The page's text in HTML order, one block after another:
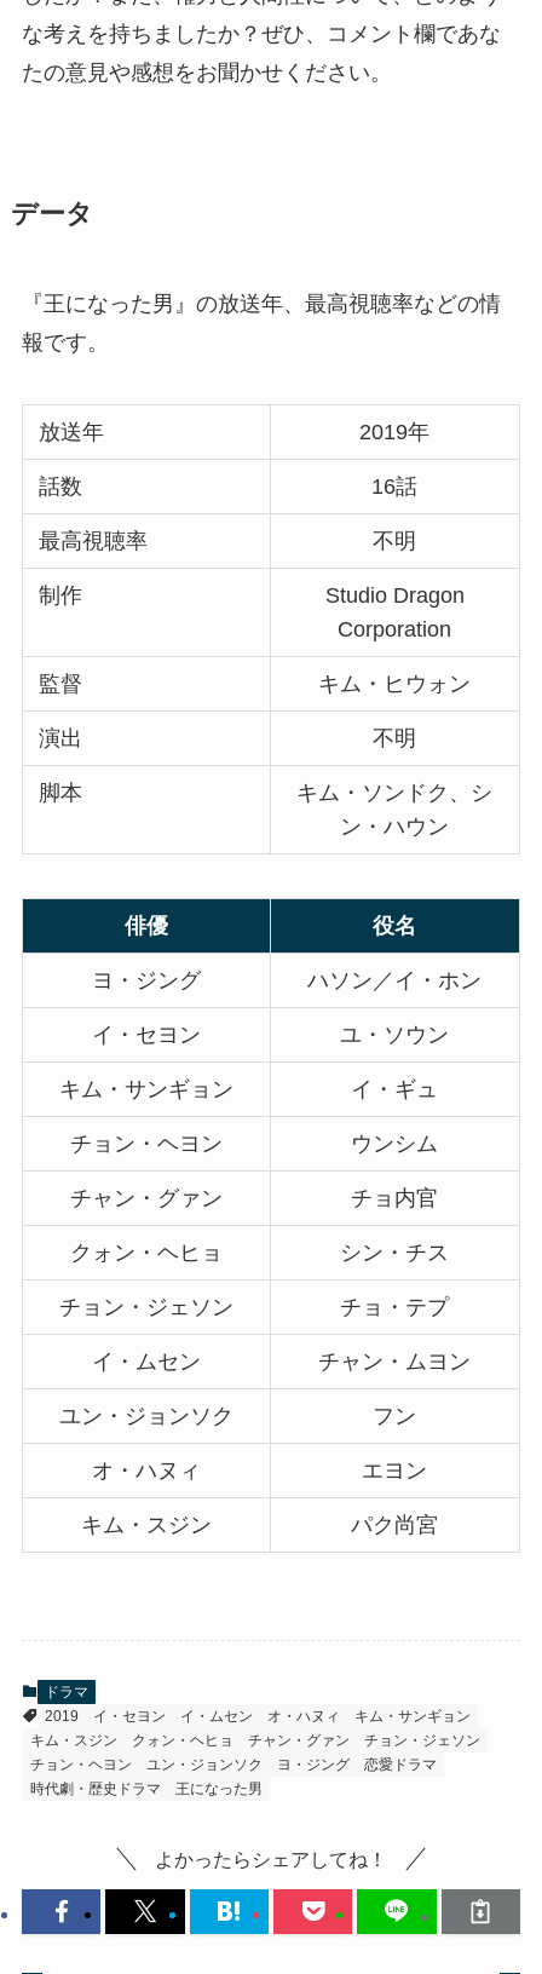
な考えを持ちましたか？ぜひ、コメント欄であな
たの意見や感想をお聞かせください。
データ
『王になった男』の放送年、最高視聴率などの情
報です。
放送年 2019年
話数 16話
最高視聴率 不明
制作
Studio Dragon
Corporation
監督 キム・ヒウォン
演出 不明
脚本
キム・ソンドク、シ
ン・ハウン
俳優 役名
ヨ・ジング ハソン／イ・ホン
イ・セヨン ユ・ソウン
キム・サンギョン イ・ギュ
チョン・ヘヨン ウンシム
チャン・グァン チョ内官
クォン・ヘヒョ シン・チス
チョン・ジェソン チョ・テプ
イ・ムセン チャン・ムヨン
ユン・ジョンソク フン
オ・ハヌィ エヨン
キム・スジン パク尚宮
ドラマ
2019
イ・セヨン イ・ムセン オ・ハヌィ
キム・サンギョン
キム・スジン
クォン・ヘヒョ チャン・グァン
チョン・ジェソン
チョン・ヘヨン
ユン・ジョンソク ヨ・ジング
恋愛ドラマ
時代劇・歴史ドラマ
王になった男
よかったらシェアしてね！